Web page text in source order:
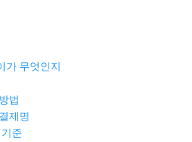
가 무엇인지
법
제명
준